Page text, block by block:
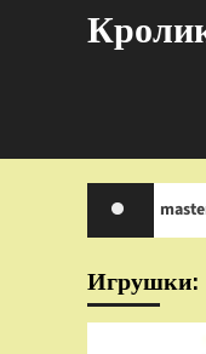
TCA
Игрушки: